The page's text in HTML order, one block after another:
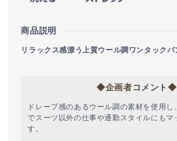
商品説明
リラックス感漂う上質ウール調ワンタックパ
◆企画者コメント◆
ドレープ感のあるウール調の素材を使用
でスーツ以外の仕事や通勤スタイルにもマ
す。